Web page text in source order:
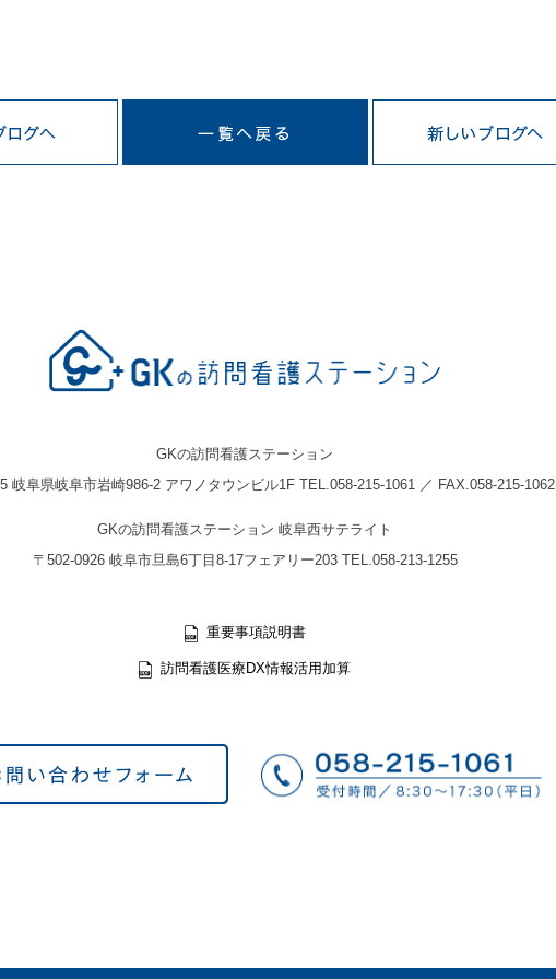
GKの訪問看護ステーション
岐阜県岐阜市岩崎986-2 アワノタウンビル1F TEL.058-215-1061 ／ FAX.058-215-1062
GKの訪問看護ステーション 岐阜西サテライト
〒502-0926 岐阜市旦島6丁目8-17フェアリー203 TEL.058-213-1255
重要事項説明書
訪問看護医療DX情報活用加算